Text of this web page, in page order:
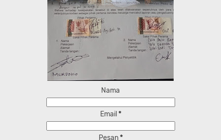
Nama
Email *
Pesan*